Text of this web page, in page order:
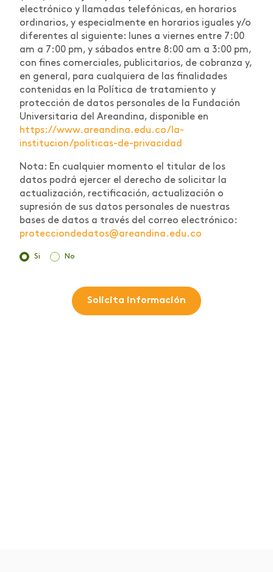
electrónico y llamadas telefónicas, en horarios
ordinarios, y especialmente en horarios iguales y/o
diferentes al siguiente: lunes a viernes entre 7:00
am a 7:00 pm, y sábados entre 8:00 am a 3:00 pm,
con fines comerciales, publicitarios, de cobranza y,
en general, para cualquiera de las finalidades
contenidas en la Política de tratamiento y
protección de datos personales de la Fundación
Universitaria del Areandina, disponible en
https://www.areandina.edu.co/la-
institucion/politicas-de-privacidad
Nota: En cualquier momento el titular de los
datos podrá ejercer el derecho de solicitar la
actualización, rectificación, actualización o
supresión de sus datos personales de nuestras
bases de datos a través del correo electrónico:
protecciondedatos@areandina.edu.co
Si No
Solicita información